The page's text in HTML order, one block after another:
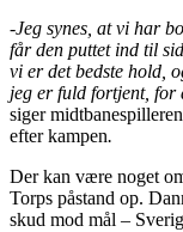
-Jeg synes, at vi har
får den puttet ind til
vi er det bedste hold,
jeg er fuld fortjent, for
siger
efter kampen.
Der kan være noget
Torps påstand op.
skud mod mål –